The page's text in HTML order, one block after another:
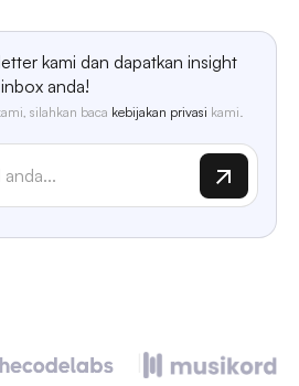
kami dan dapatkan insight
anda!
silahkan baca kebijakan privasi kami.